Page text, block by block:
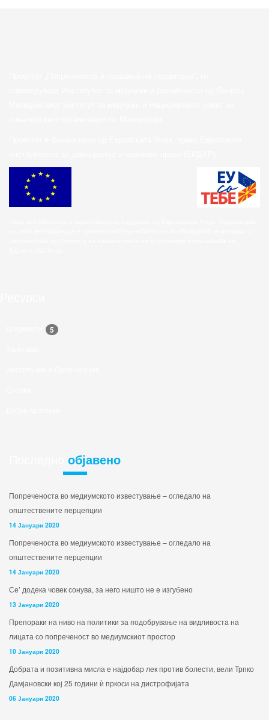
5
објавено
Попреченоста во медиумското известување – огледало на
општествените перцепции
14 Јануари 2020
Попреченоста во медиумското известување – огледало на
општествените перцепции
14 Јануари 2020
Се’ додека човек сонува, за него ништо не е изгубено
13 Јануари 2020
Препораки на ниво на политики за подобрување на видливоста на
лицата со попреченост во медиумскиот простор
10 Јануари 2020
Добрата и позитивна мисла е најдобар лек против болести, вели Трпко
Дамјановски кој 25 години ѝ пркоси на дистрофијата
06 Јануари 2020